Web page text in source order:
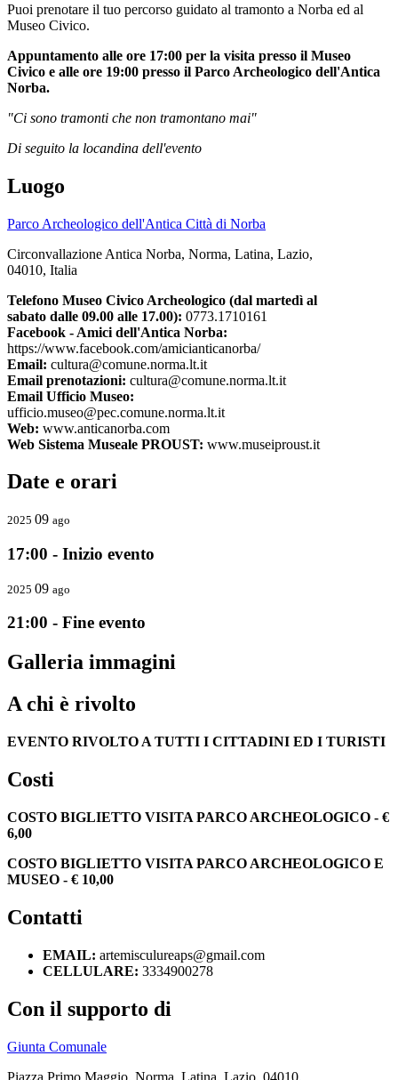
Puoi prenotare il tuo percorso guidato al tramonto a Norba ed al
Museo Civico.
Appuntamento alle ore 17:00 per la visita presso il Museo
Civico e alle ore 19:00 presso il Parco Archeologico dell'Antica
Norba.
"Ci sono tramonti che non tramontano mai"
Di seguito la locandina dell'evento
Luogo
Parco Archeologico dell'Antica Città di Norba
Circonvallazione Antica Norba, Norma, Latina, Lazio,
04010, Italia
Telefono Museo Civico Archeologico (dal martedì al
sabato dalle 09.00 alle 17.00): 0773.1710161
Facebook - Amici dell'Antica Norba:
https://www.facebook.com/amicianticanorba/
Email: cultura@comune.norma.lt.it
Email prenotazioni: cultura@comune.norma.lt.it
Email Ufficio Museo:
ufficio.museo@pec.comune.norma.lt.it
Web: www.anticanorba.com
Web Sistema Museale PROUST: www.museiproust.it
Date e orari
2025 09 ago
17:00 - Inizio evento
2025 09 ago
21:00 - Fine evento
Galleria immagini
A chi è rivolto
EVENTO RIVOLTO A TUTTI I CITTADINI ED I TURISTI
Costi
COSTO BIGLIETTO VISITA PARCO ARCHEOLOGICO - €
6,00
COSTO BIGLIETTO VISITA PARCO ARCHEOLOGICO E
MUSEO - € 10,00
Contatti
EMAIL: artemisculureaps@gmail.com
CELLULARE: 3334900278
Con il supporto di
Giunta Comunale
Piazza Primo Maggio, Norma, Latina, Lazio, 04010,